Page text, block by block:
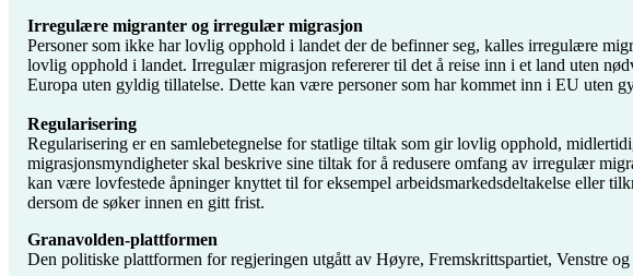
Irregulære migranter og irregulær migrasjon
Personer som ikke har lovlig opphold i landet der de befinner seg, kalles irregulære
lovlig opphold i landet. Irregulær migrasjon refererer til det å reise inn i et land uten
Europa uten gyldig tillatelse. Dette kan være personer som har kommet inn i EU uten
Regularisering
Regularisering er en samlebetegnelse for statlige tiltak som gir lovlig opphold,
migrasjonsmyndigheter skal beskrive sine tiltak for å redusere omfang av irregulær
kan være lovfestede åpninger knyttet til for eksempel arbeidsmarkedsdeltakelse eller
dersom de søker innen en gitt frist.
Granavolden-plattformen
Den politiske plattformen for regjeringen utgått av Høyre, Fremskrittspartiet, Venstre